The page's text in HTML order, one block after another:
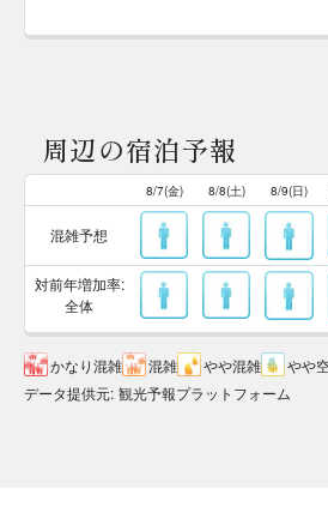
周辺の宿泊予報
8/7(金) 8/8(土) 8/9(日)
混雑予想
対前年増加率:
全体
かなり混雑 混雑 やや混雑 やや
データ提供元: 観光予報プラットフォーム